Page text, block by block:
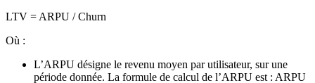
LTV = ARPU / Churn
Où :
L’ARPU désigne le revenu moyen par utilisateur, sur une
période donnée. La formule de calcul de l’ARPU est : ARPU